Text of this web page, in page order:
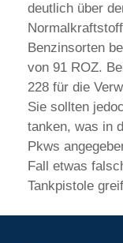
deutlich über
Benzinsorten
von 91 ROZ.
228 für die
Sie sollten
tanken, was in
Pkws
Fall etwas
Tankpistole